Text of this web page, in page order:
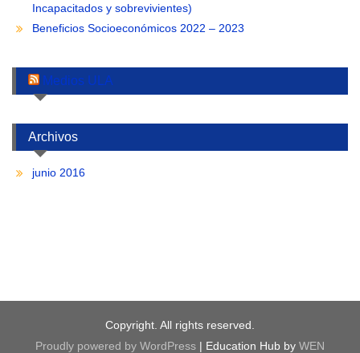
Incapacitados y sobrevivientes)
Beneficios Socioeconómicos 2022 – 2023
Medios ULA
Archivos
junio 2016
Copyright. All rights reserved.
Proudly powered by WordPress | Education Hub by WEN